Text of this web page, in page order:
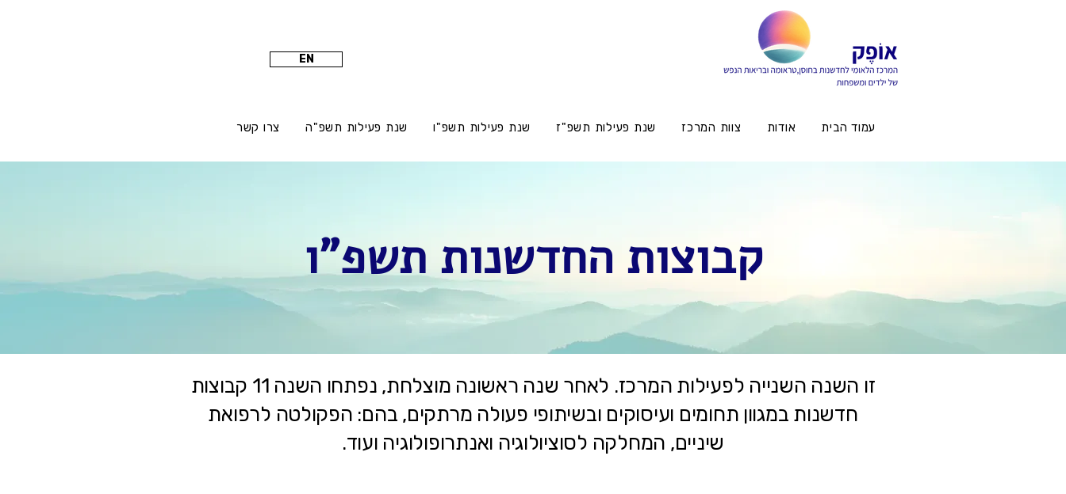
EN
עמוד הבית אודות צוות המרכז שנת פעילות תשפ"ז שנת פעילות תשפ"ו שנת פעילות תשפ"ה צרו קשר
קבוצות החדשנות תשפ"ו
זו השנה השנייה לפעילות המרכז. לאחר שנה ראשונה מוצלחת, נפתחו השנה 11 קבוצות
חדשנות במגוון תחומים ועיסוקים ובשיתופי פעולה מרתקים, בהם: הפקולטה לרפואת
שיניים, המחלקה לסוציולוגיה ואנתרופולוגיה ועוד.